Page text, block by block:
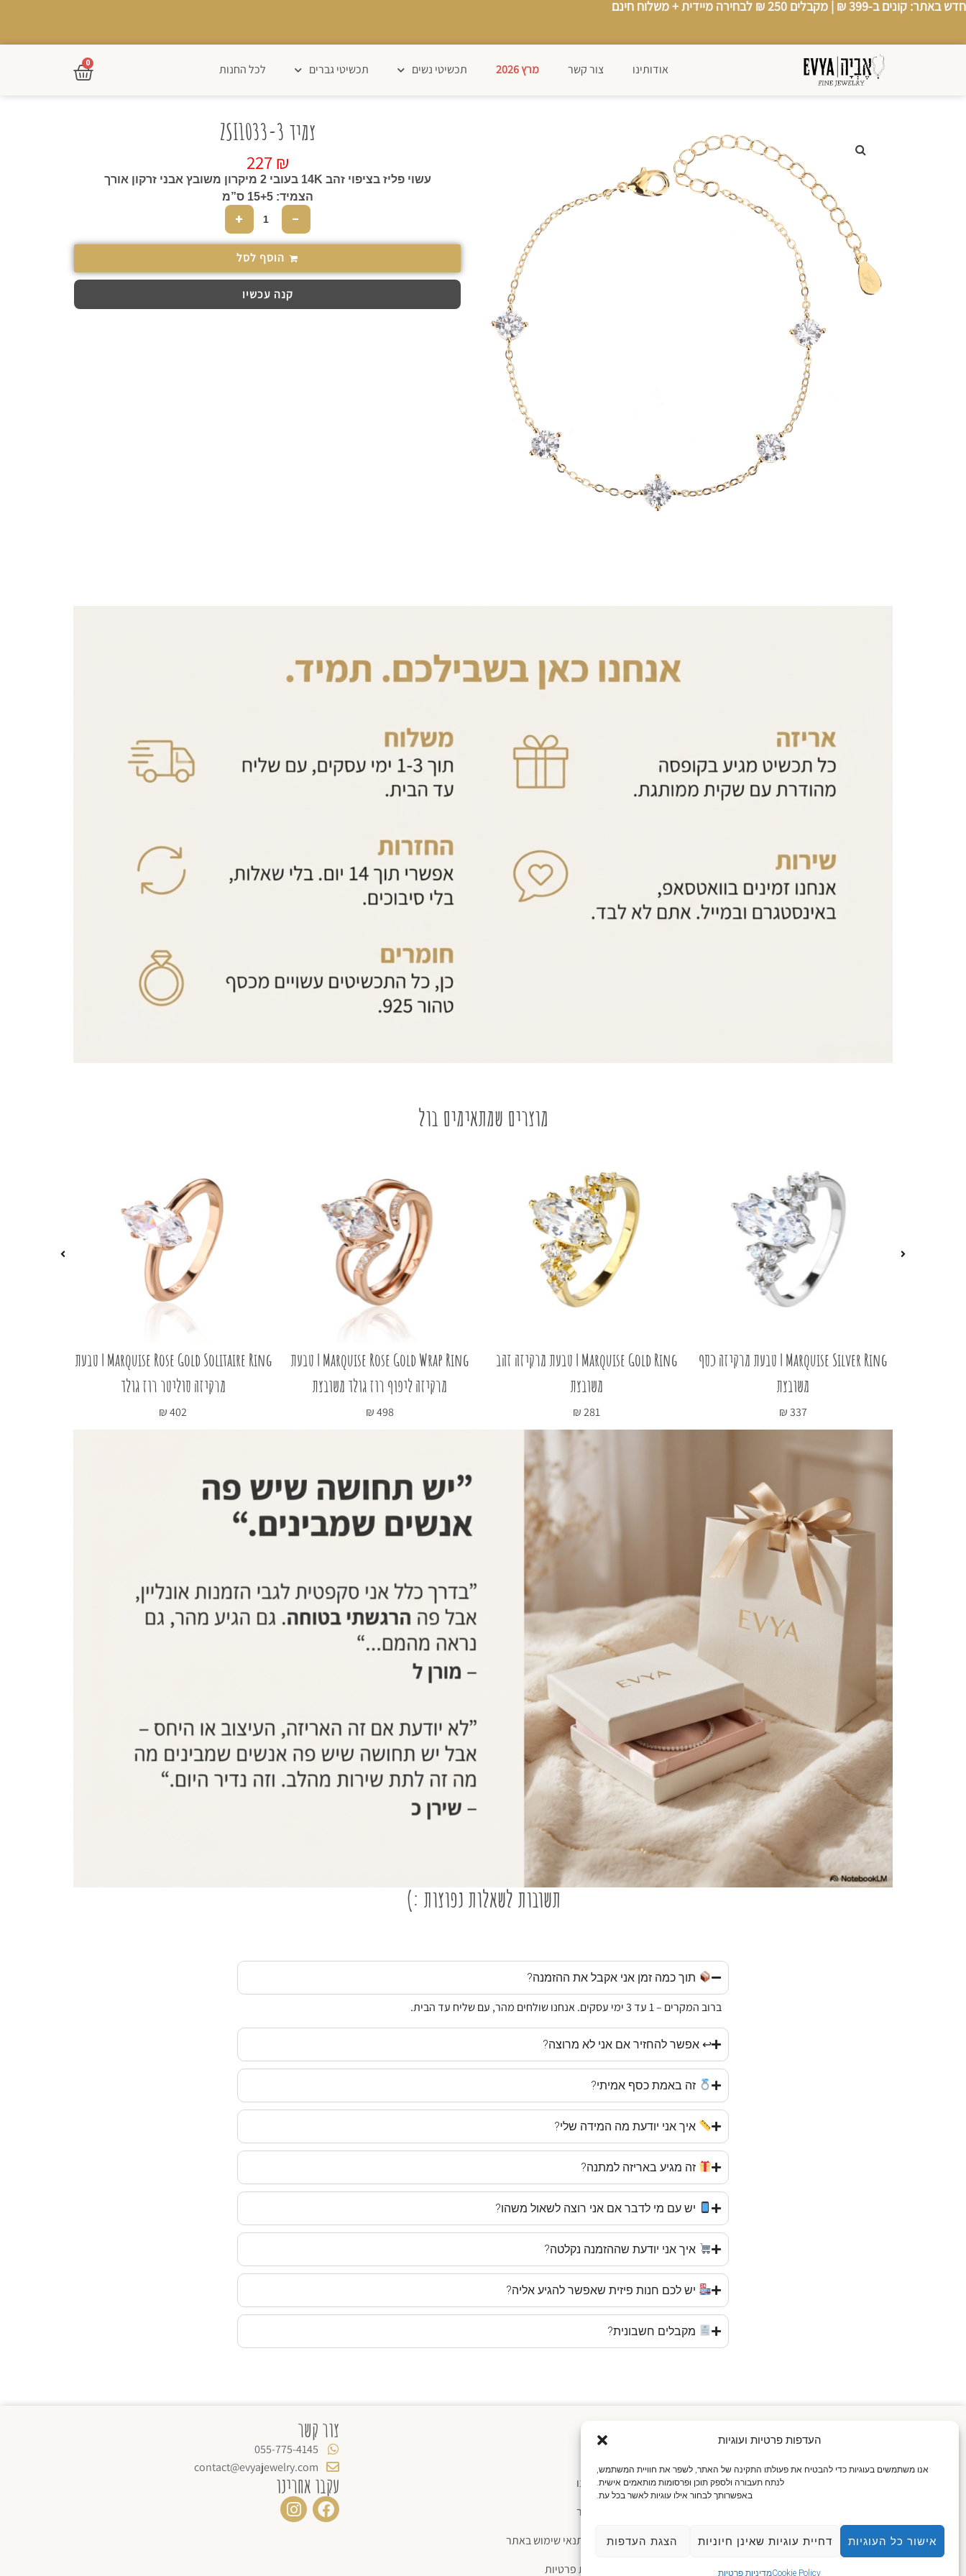
העדפות פרטיות ועוגיות
אנו משתמשים בעוגיות כדי להבטיח את פעולתו התקינה של האתר, לשפר את חוויית המשתמש,
לנתח תעבורה ולספק תוכן ופרסומות מותאמים אישית.
באפשרותך לבחור אילו עוגיות לאשר בכל עת.
אישור כל העוגיות דחיית עוגיות שאינן חיוניות הצגת העדפות
Cookie Policyמדיניות פרטיות
חדש באתר: קונים ב-399 ₪ | מקבלים 250 ₪ לבחירה מיידית +משלוח חינם
אודותינו
תכשיטי נשים←
תכשיטי גברים
אודותינו צור קשר מרץ 2026 תכשיטי נשים תכשיטי גברים לכל החנות 0
צמיד ZSI1033-3
227₪
עשוי פליז בציפוי זהב 14K בעובי 2 מיקרון משובץ אבני זרקון אורך
הצמיד: 15+5 ס”מ
−
+
הוסף לסל
קנה עכשיו
מוצרים שמתאימים בול
Marquise Silver Ring | טבעת מרקיזה כסף
משובצת
337
₪
Marquise Gold Ring | טבעת מרקיזה זהב
משובצת
281
₪
Marquise Rose Gold Wrap Ring | טבעת
מרקיזה ליפוף רוז גולד משובצת
498
₪
Marquise Rose Gold Solitaire Ring | טבעת
מרקיזה סוליטר רוז גולד
402
₪
תשובות לשאלות נפוצות :)
תוך כמה זמן אני אקבל את ההזמנה?
ברוב המקרים – 1 עד 3 ימי עסקים. אנחנו שולחים מהר, עם שליח עד הבית.
↩ אפשר להחזיר אם אני לא מרוצה?
זה באמת כסף אמיתי?
איך אני יודעת מה המידה שלי?
זה מגיע באריזה למתנה?
יש עם מי לדבר אם אני רוצה לשאול משהו?
איך אני יודעת שההזמנה נקלטה?
יש לכם חנות פיזית שאפשר להגיע אליה?
מקבלים חשבונית?
מידע
אודותינו
צור קשר
תקנון ותנאי שימוש באתר
מדיניות פרטיות
צור קשר
055-775-4145
contact@evyajewelry.com
עקבו אחרינו